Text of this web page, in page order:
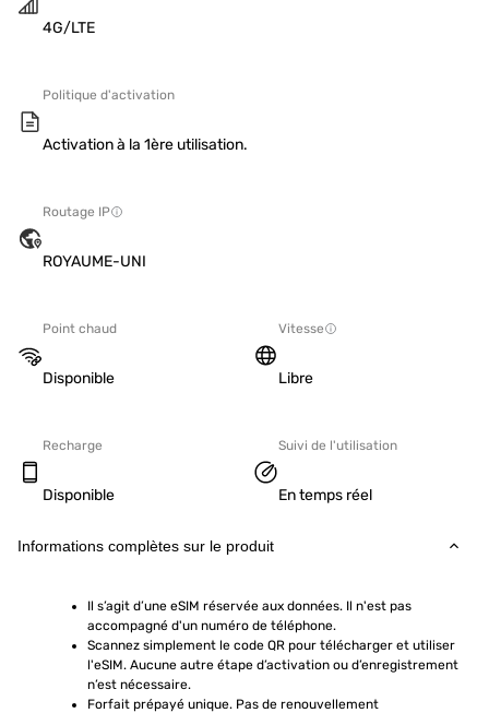
4G/LTE
Politique d'activation
Activation à la 1ère utilisation.
Routage IP
ROYAUME-UNI
Point chaud
Disponible
Vitesse
Libre
Recharge
Disponible
Suivi de l'utilisation
En temps réel
Informations complètes sur le produit
Il s’agit d’une eSIM réservée aux données. Il n'est pas
accompagné d'un numéro de téléphone.
Scannez simplement le code QR pour télécharger et utiliser
l'eSIM. Aucune autre étape d’activation ou d’enregistrement
n’est nécessaire.
Forfait prépayé unique. Pas de renouvellement